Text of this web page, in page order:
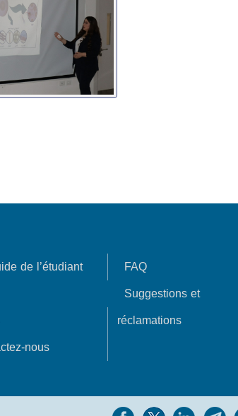
de l’étudiant FAQ
Suggestions et
réclamations
nous